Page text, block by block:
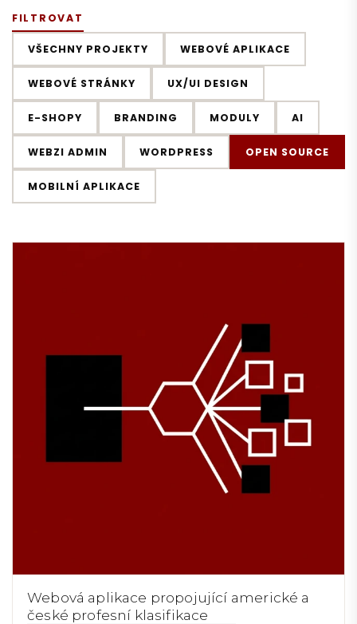
FILTROVAT
VŠECHNY PROJEKTY WEBOVÉ APLIKACE
WEBOVÉ STRÁNKY UX/UI DESIGN
E-SHOPY BRANDING MODULY AI
WEBZI ADMIN WORDPRESS OPEN SOURCE
MOBILNÍ APLIKACE
Webová aplikace propojující americké a
české profesní klasifikace